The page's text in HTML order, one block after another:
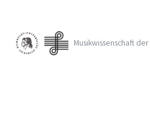
Musikwissenschaft der